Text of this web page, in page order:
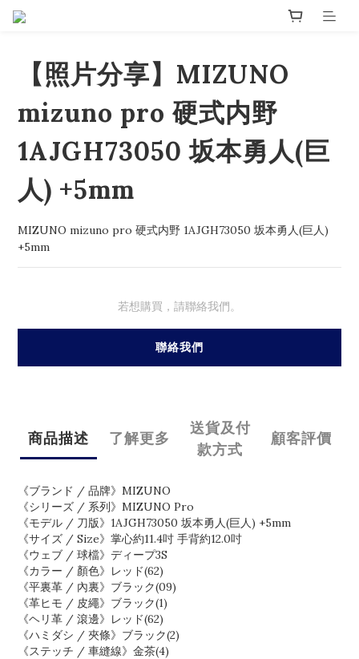
【照片分享】MIZUNO
mizuno pro 硬式内野
1AJGH73050 坂本勇人(巨
人) +5mm
MIZUNO mizuno pro 硬式内野 1AJGH73050 坂本勇人(巨人)
+5mm
若想購買，請聯絡我們。
聯絡我們
商品描述 了解更多
送貨及付
款方式
顧客評價
《ブランド / 品牌》MIZUNO
《シリーズ / 系列》MIZUNO Pro
《モデル / 刀版》1AJGH73050 坂本勇人(巨人) +5mm
《サイズ / Size》掌心約11.4吋 手背約12.0吋
《ウェブ / 球檔》ディープ3S
《カラー / 顏色》レッド(62)
《平裏革 / 內裏》ブラック(09)
《革ヒモ / 皮繩》ブラック(1)
《ヘリ革 / 滾邊》レッド(62)
《ハミダシ / 夾條》ブラック(2)
《ステッチ / 車縫線》⾦茶(4)